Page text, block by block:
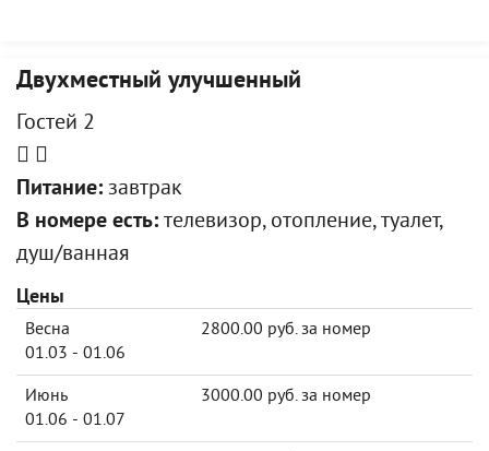
Двухместный улучшенный
Гостей 2
Питание: завтрак
В номере есть: телевизор, отопление, туалет,
душ/ванная
Цены
Весна
01.03 - 01.06
2800.00 руб. за номер
Июнь
01.06 - 01.07
3000.00 руб. за номер